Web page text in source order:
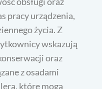
pracy urządzenia,
życia. Z
wskazują
oraz
z osadami
które mogą